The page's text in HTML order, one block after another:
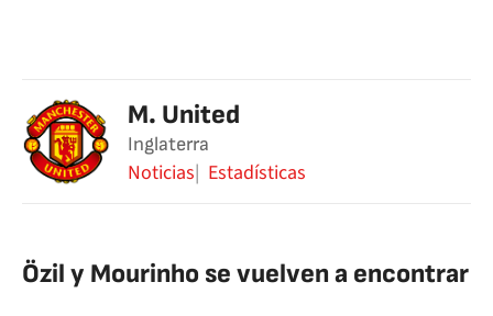
M. United
Inglaterra
Noticias Estadísticas
Özil y Mourinho se vuelven a encontrar